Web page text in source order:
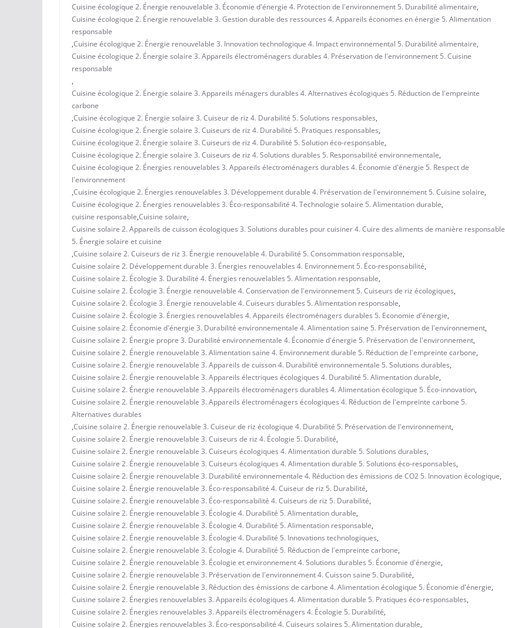
Cuisine écologique 2. Énergie renouvelable 3. Économie d'énergie 4. Protection de l'environnement 5. Durabilité alimentaire,
Cuisine écologique 2. Énergie renouvelable 3. Gestion durable des ressources 4. Appareils économes en énergie 5. Alimentation
responsable
,Cuisine écologique 2. Énergie renouvelable 3. Innovation technologique 4. Impact environnemental 5. Durabilité alimentaire,
Cuisine écologique 2. Énergie solaire 3. Appareils électroménagers durables 4. Préservation de l'environnement 5. Cuisine
responsable
,
Cuisine écologique 2. Énergie solaire 3. Appareils ménagers durables 4. Alternatives écologiques 5. Réduction de l'empreinte
carbone
,Cuisine écologique 2. Énergie solaire 3. Cuiseur de riz 4. Durabilité 5. Solutions responsables,
Cuisine écologique 2. Énergie solaire 3. Cuiseurs de riz 4. Durabilité 5. Pratiques responsables,
Cuisine écologique 2. Énergie solaire 3. Cuiseurs de riz 4. Durabilité 5. Solution éco-responsable,
Cuisine écologique 2. Énergie solaire 3. Cuiseurs de riz 4. Solutions durables 5. Responsabilité environnementale,
Cuisine écologique 2. Énergies renouvelables 3. Appareils électroménagers durables 4. Économie d'énergie 5. Respect de
l'environnement
,Cuisine écologique 2. Énergies renouvelables 3. Développement durable 4. Préservation de l'environnement 5. Cuisine solaire,
Cuisine écologique 2. Énergies renouvelables 3. Éco-responsabilité 4. Technologie solaire 5. Alimentation durable,
cuisine responsable,Cuisine solaire,
Cuisine solaire 2. Appareils de cuisson écologiques 3. Solutions durables pour cuisiner 4. Cuire des aliments de manière responsable
5. Énergie solaire et cuisine
,Cuisine solaire 2. Cuiseurs de riz 3. Énergie renouvelable 4. Durabilité 5. Consommation responsable,
Cuisine solaire 2. Développement durable 3. Énergies renouvelables 4. Environnement 5. Éco-responsabilité,
Cuisine solaire 2. Écologie 3. Durabilité 4. Énergies renouvelables 5. Alimentation responsable,
Cuisine solaire 2. Écologie 3. Énergie renouvelable 4. Conservation de l'environnement 5. Cuiseurs de riz écologiques,
Cuisine solaire 2. Écologie 3. Énergie renouvelable 4. Cuiseurs durables 5. Alimentation responsable,
Cuisine solaire 2. Écologie 3. Énergies renouvelables 4. Appareils électroménagers durables 5. Economie d'énergie,
Cuisine solaire 2. Économie d'énergie 3. Durabilité environnementale 4. Alimentation saine 5. Préservation de l'environnement,
Cuisine solaire 2. Énergie propre 3. Durabilité environnementale 4. Économie d'énergie 5. Préservation de l'environnement,
Cuisine solaire 2. Énergie renouvelable 3. Alimentation saine 4. Environnement durable 5. Réduction de l'empreinte carbone,
Cuisine solaire 2. Énergie renouvelable 3. Appareils de cuisson 4. Durabilité environnementale 5. Solutions durables,
Cuisine solaire 2. Énergie renouvelable 3. Appareils électriques écologiques 4. Durabilité 5. Alimentation durable,
Cuisine solaire 2. Énergie renouvelable 3. Appareils électroménagers durables 4. Alimentation écologique 5. Éco-innovation,
Cuisine solaire 2. Énergie renouvelable 3. Appareils électroménagers écologiques 4. Réduction de l'empreinte carbone 5.
Alternatives durables
,Cuisine solaire 2. Énergie renouvelable 3. Cuiseur de riz écologique 4. Durabilité 5. Préservation de l'environnement,
Cuisine solaire 2. Énergie renouvelable 3. Cuiseurs de riz 4. Écologie 5. Durabilité,
Cuisine solaire 2. Énergie renouvelable 3. Cuiseurs écologiques 4. Alimentation durable 5. Solutions durables,
Cuisine solaire 2. Énergie renouvelable 3. Cuiseurs écologiques 4. Alimentation durable 5. Solutions éco-responsables,
Cuisine solaire 2. Énergie renouvelable 3. Durabilité environnementale 4. Réduction des émissions de CO2 5. Innovation écologique,
Cuisine solaire 2. Énergie renouvelable 3. Éco-responsabilité 4. Cuiseur de riz 5. Durabilité,
Cuisine solaire 2. Énergie renouvelable 3. Éco-responsabilité 4. Cuiseurs de riz 5. Durabilité,
Cuisine solaire 2. Énergie renouvelable 3. Écologie 4. Durabilité 5. Alimentation durable,
Cuisine solaire 2. Énergie renouvelable 3. Écologie 4. Durabilité 5. Alimentation responsable,
Cuisine solaire 2. Énergie renouvelable 3. Écologie 4. Durabilité 5. Innovations technologiques,
Cuisine solaire 2. Énergie renouvelable 3. Écologie 4. Durabilité 5. Réduction de l'empreinte carbone,
Cuisine solaire 2. Énergie renouvelable 3. Écologie et environnement 4. Solutions durables 5. Économie d'énergie,
Cuisine solaire 2. Énergie renouvelable 3. Préservation de l'environnement 4. Cuisson saine 5. Durabilité,
Cuisine solaire 2. Énergie renouvelable 3. Réduction des émissions de carbone 4. Alimentation écologique 5. Économie d'énergie,
Cuisine solaire 2. Énergies renouvelables 3. Appareils écologiques 4. Alimentation durable 5. Pratiques éco-responsables,
Cuisine solaire 2. Énergies renouvelables 3. Appareils électroménagers 4. Écologie 5. Durabilité,
Cuisine solaire 2. Énergies renouvelables 3. Éco-responsabilité 4. Cuiseurs solaires 5. Alimentation durable,